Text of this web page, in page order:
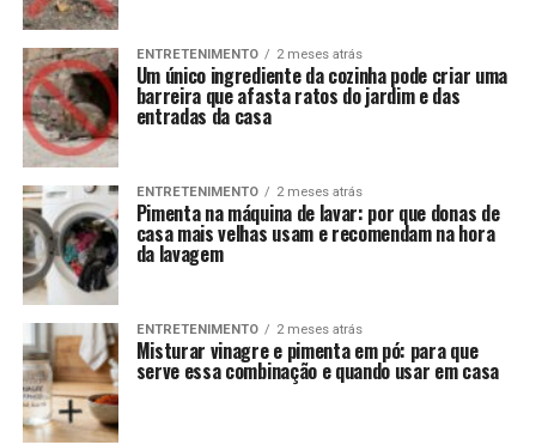
ENTRETENIMENTO 2 meses atrás
Um único ingrediente da cozinha pode criar uma
barreira que afasta ratos do jardim e das
entradas da casa
ENTRETENIMENTO 2 meses atrás
Pimenta na máquina de lavar: por que donas de
casa mais velhas usam e recomendam na hora
da lavagem
ENTRETENIMENTO 2 meses atrás
Misturar vinagre e pimenta em pó: para que
serve essa combinação e quando usar em casa